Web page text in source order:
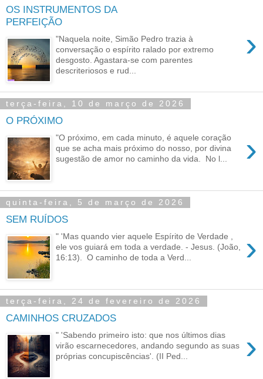
OS INSTRUMENTOS DA
PERFEIÇÃO
›
"Naquela noite, Simão Pedro trazia à
conversação o espírito ralado por extremo
desgosto. Agastara-se com parentes
descriteriosos e rud...
terça-feira, 10 de março de 2026
O PRÓXIMO
›
"O próximo, em cada minuto, é aquele coração
que se acha mais próximo do nosso, por divina
sugestão de amor no caminho da vida. No l...
quinta-feira, 5 de março de 2026
SEM RUÍDOS
›
" 'Mas quando vier aquele Espírito de Verdade ,
ele vos guiará em toda a verdade. - Jesus. (João,
16:13). O caminho de toda a Verd...
terça-feira, 24 de fevereiro de 2026
CAMINHOS CRUZADOS
›
" 'Sabendo primeiro isto: que nos últimos dias
virão escarnecedores, andando segundo as suas
próprias concupiscências'. (II Ped...